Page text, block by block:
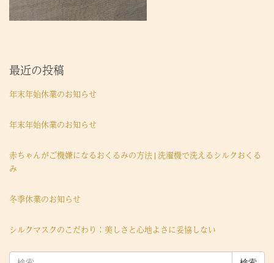
最近の投稿
年末年始休業のお知らせ
年末年始休業のお知らせ
赤ちゃんがご機嫌になるおくるみの方法 | 洗濯機で洗えるシルクおくる
み
冬季休業のお知らせ
シルクマスクのこだわり：美しさと心地よさに妥協しない